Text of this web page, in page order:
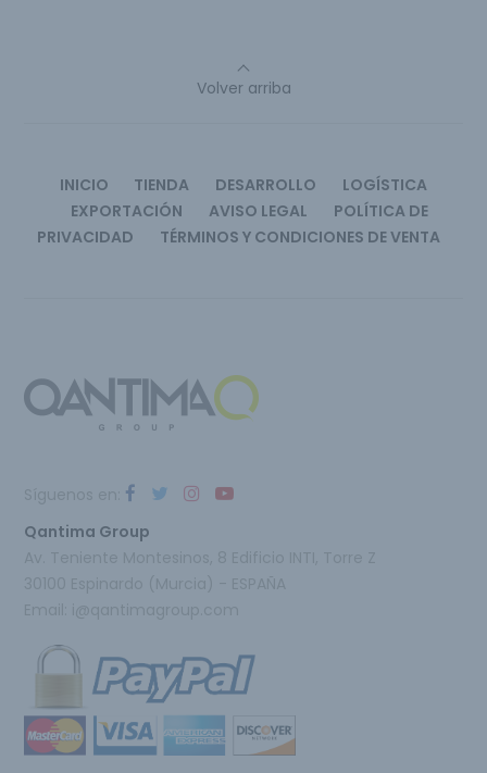
Volver arriba
INICIO TIENDA DESARROLLO
LOGÍSTICA
EXPORTACIÓN
AVISO LEGAL
POLÍTICA DE
PRIVACIDAD
TÉRMINOS Y CONDICIONES DE VENTA
Qantima Group